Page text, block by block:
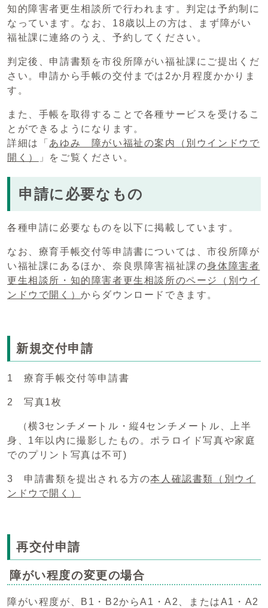
知的障害者更生相談所で行われます。判定は予約制に
なっています。なお、18歳以上の方は、まず障がい
福祉課に連絡のうえ、予約してください。
判定後、申請書類を市役所障がい福祉課にご提出くだ
さい。申請から手帳の交付までは2か月程度かかりま
す。
また、手帳を取得することで各種サービスを受けるこ
とができるようになります。
詳細は「 あゆみ 障がい福祉の案内
（別ウインドウで
開く）
」をご覧ください。
申請に必要なもの
各種申請に必要なものを以下に掲載しています。
なお、療育手帳交付等申請書については、市役所障が
い福祉課にあるほか、奈良県障害福祉課の身体障害者
更生相談所・知的障害者更生相談所のページ
（別ウイ
ンドウで開く）からダウンロードできます。
新規交付申請
1 療育手帳交付等申請書
2 写真1枚
（横3センチメートル・縦4センチメートル、上半
身、1年以内に撮影したもの。ポラロイド写真や家庭
でのプリント写真は不可)
3 申請書類を提出される方の本人確認書類
（別ウイ
ンドウで開く）
再交付申請
障がい程度の変更の場合
障がい程度が、B1・B2からA1・A2、またはA1・A2